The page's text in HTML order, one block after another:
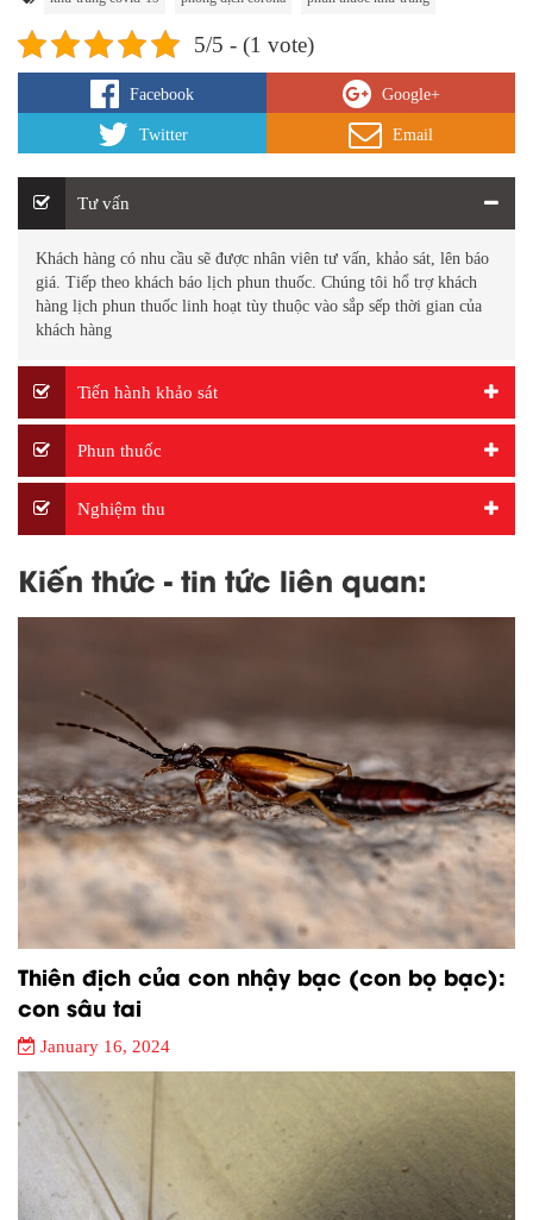
5/5 - (1 vote)
Facebook Google+
Twitter Email
Tư vấn
Khách hàng có nhu cầu sẽ được nhân viên tư vấn, khảo sát, lên báo
giá. Tiếp theo khách báo lịch phun thuốc. Chúng tôi hổ trợ khách
hàng lịch phun thuốc linh hoạt tùy thuộc vào sắp sếp thời gian của
khách hàng
Tiến hành khảo sát
Phun thuốc
Nghiệm thu
Kiến thức - tin tức liên quan:
Thiên địch của con nhậy bạc (con bọ bạc):
con sâu tai
January 16, 2024